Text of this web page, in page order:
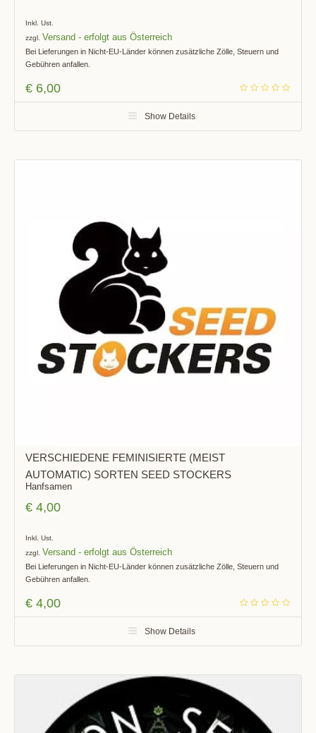
Inkl. Ust.
zzgl. Versand
Bei Lieferungen in Nicht-EU-Länder können zusätzliche Zölle, Steuern und
Gebühren anfallen.
€ 6,00
Show Details
VERSCHIEDENE FEMINISIERTE (MEIST
AUTOMATIC) SORTEN SEED STOCKERS
Hanfsamen
€ 4,00
Inkl. Ust.
zzgl. Versand
Bei Lieferungen in Nicht-EU-Länder können zusätzliche Zölle, Steuern und
Gebühren anfallen.
€ 4,00
Show Details